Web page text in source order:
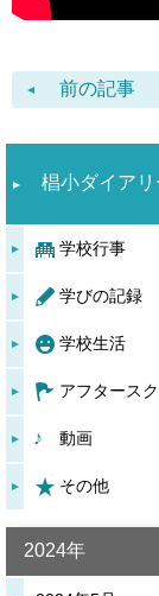
前の記事
椙小ダイアリ
学校行事
学びの記録
学校生活
アフタース
動画
その他
2024年